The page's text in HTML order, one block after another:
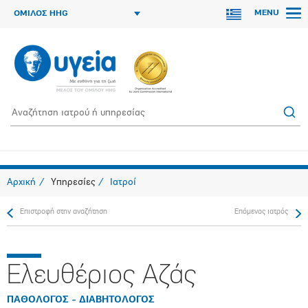
ΟΜΙΛΟΣ HHG MENU
Αρχική Υπηρεσίες Ιατροί
Επιστροφή στην αναζήτηση Επόμενος ιατρός
Ελευθέριος Αζάς
ΠΑΘΟΛΟΓΟΣ - ΔΙΑΒΗΤΟΛΟΓΟΣ